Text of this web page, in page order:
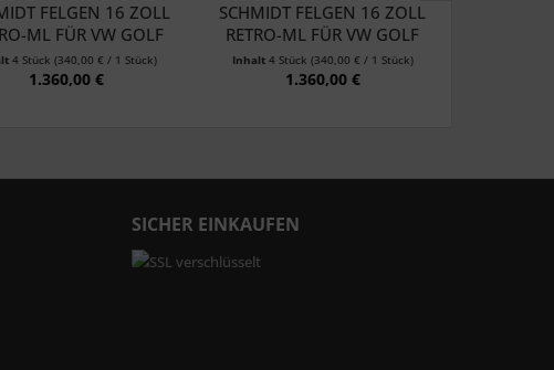
FELGEN 16 ZOLL
ML FÜR VW GOLF
III...
4 Stück(340,00 € / 1 Stück)
1.360,00 €
SCHMIDT FELGEN 16 ZOLL
RETRO-ML FÜR VW GOLF
III...
Inhalt 4 Stück (340,00 € / 1 Stück)
1.360,00 €
SICHER EINKAUFEN